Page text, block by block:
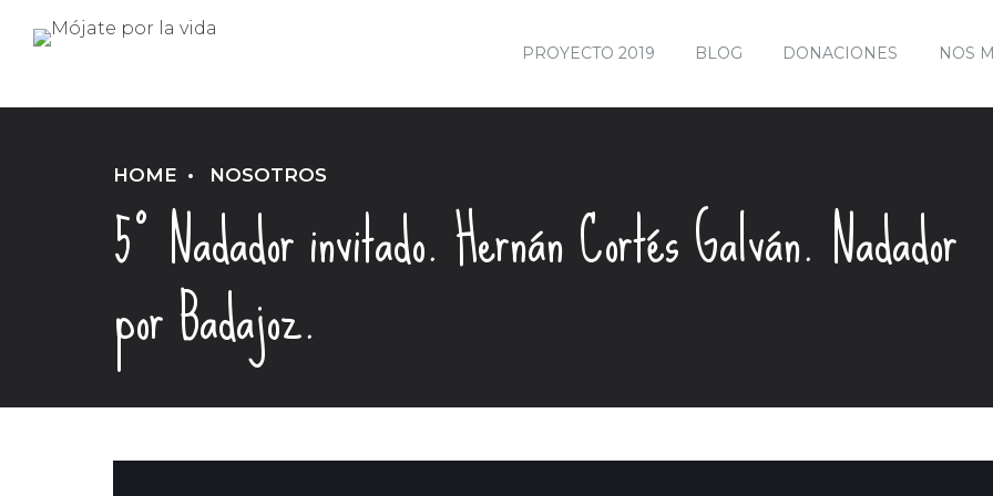
PROYECTO 2019 BLOG DONACIONES NOS
HOME NOSOTROS
5º Nadador invitado. Hernán Cortés Galván. Nadador
por Badajoz.